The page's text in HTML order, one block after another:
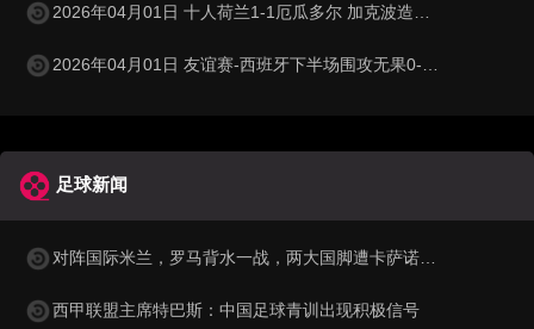
2026年04月01日 十人荷兰1-1厄瓜多尔 加克波造乌龙邓弗里斯直红弗莱肯送点
2026年04月01日 友谊赛-西班牙下半场围攻无果0-0埃及 霍安·加西亚国家队首秀
足球新闻
对阵国际米兰，罗马背水一战，两大国脚遭卡萨诺狠批为二流球员
西甲联盟主席特巴斯：中国足球青训出现积极信号